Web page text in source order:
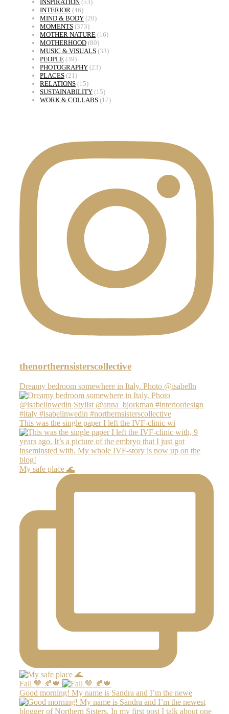
INSPIRATION (53)
INTERIOR (46)
MIND & BODY (20)
MOMENTS (373)
MOTHER NATURE (16)
MOTHERHOOD (80)
MUSIC & VISUALS (33)
PEOPLE (39)
PHOTOGRAPHY (23)
PLACES (21)
RELATIONS (15)
SUSTAINABILITY (15)
WORK & COLLABS (17)
thenorthernsisterscollective
Dreamy bedroom somewhere in Italy. Photo @isabelln
This was the single paper I left the IVF-clinic wi
My safe place 🌊
Fall 🤎 🍂🍁
Good morning! My name is Sandra and I’m the newe